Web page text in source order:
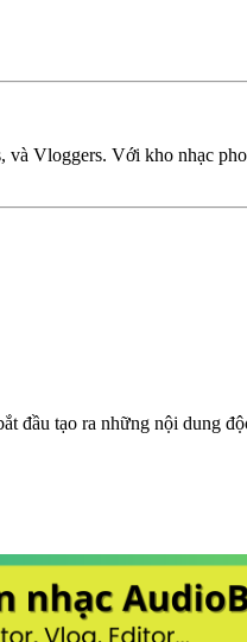
Vloggers. Với kho nhạc
đầu tạo ra những nội dung